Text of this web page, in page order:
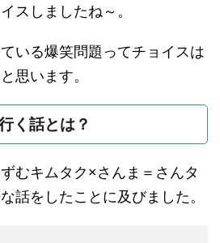
スしましたね～。
いる爆笑問題ってチョイスは
思います。
く話とは？
むキムタク×さんま＝さんタ
話をしたことに及びました。